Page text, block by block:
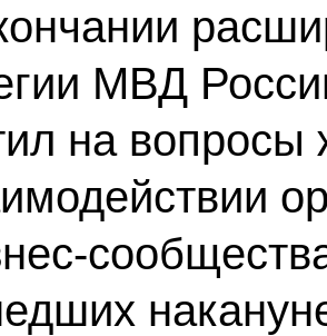
МВД
на вопросы